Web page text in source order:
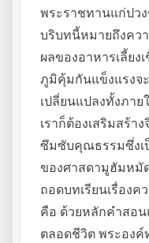
พระราชทานแก่ปว
บริบทนี้หมายถึงคว
ผลของอาหารเลี้ยง
ภูมิคุ้มกันแข็งแรงจ
เปลี่ยนแปลงทั้งภา
เราก็ต้องเสริมสร้
ซึมซับคุณธรรมซึ่งเ
ของศาสดามูฮัมหมั
ถอดบทเรียนเรื่องค
คือ ด้วยหลักคำสอ
ตลอดชีวิต พระองค์